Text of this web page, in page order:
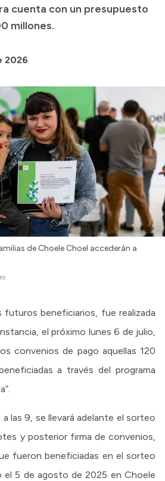
cuenta con un presupuesto
millones.
2026
de Choele Choel accederán a
futuros beneficiarios, fue realizada
el próximo lunes 6 de julio,
convenios de pago aquellas 120
a través del programa
las 9, se llevará adelante el sorteo
y posterior firma de convenios,
fueron beneficiadas en el sorteo
el 5 de agosto de 2025 en Choele